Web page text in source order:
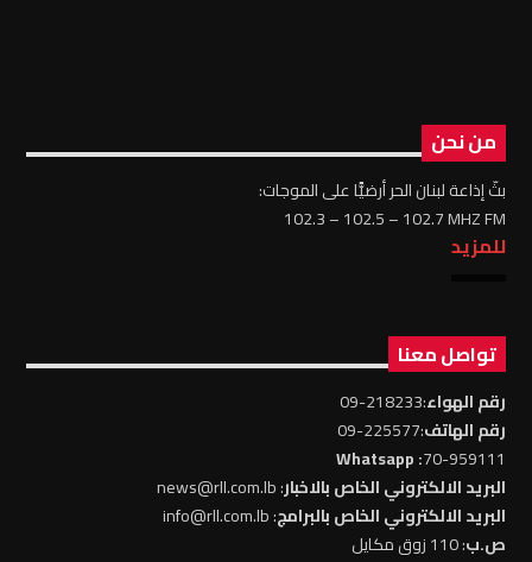
من نحن
بثّ إذاعة لبنان الحر أرضيًّا على الموجات:
102.3 – 102.5 – 102.7 MHZ FM
للمزيد
تواصل معنا
رقم الهواء:218233-09
رقم الهاتف:225577-09
70-959111
: Whatsapp
البريد الالكتروني الخاص بالاخبار: news@rll.com.lb
البريد الالكتروني الخاص بالبرامج: info@rll.com.lb
ص.ب: 110 زوق مكايل